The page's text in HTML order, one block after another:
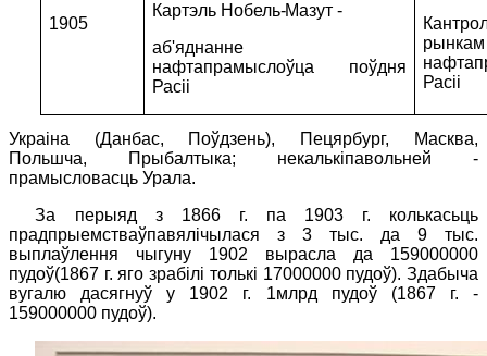
1905
Картэль Нобель-Мазут -
аб'яднанне
нафтапрамыслоўца поўдня
Расіі
рынкам
Расіі
Украіна (Данбас, Поўдзень), Пецярбург, Масква,
Польшча, Прыбалтыка; некалькіпавольней -
прамысловасць Урала.
За перыяд з 1866 г. па 1903 г. колькасьць
прадпрыемстваўпавялічылася з 3 тыс. да 9 тыс.
выплаўлення чыгуну 1902 вырасла да 159000000
пудоў(1867 г. яго зрабілі толькі 17000000 пудоў). Здабыча
вугалю дасягнуў у 1902 г. 1млрд пудоў (1867 г. -
159000000 пудоў).